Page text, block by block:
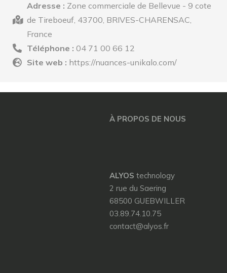
Adresse : Zone commerciale de Bellevue - 9 cote
de Tireboeuf, 43700, BRIVES-CHARENSAC,
France
Téléphone : 04 71 00 66 12
Site web : https://nuances-unikalo.com/
À PROPOS DE NOUS
ALYOS technology
2 rue du Saering
68500 GUEBWILLER
03.89.74.10.75
contact@alyos.fr